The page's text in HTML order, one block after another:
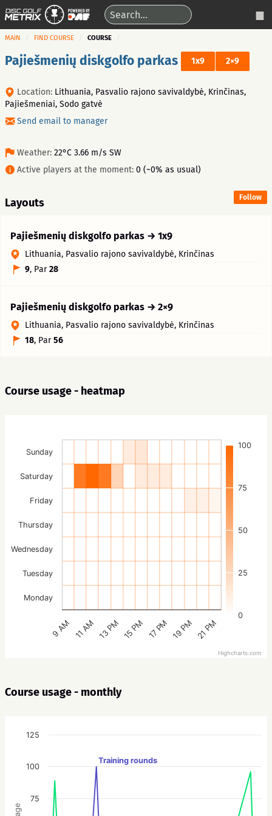
MAIN FIND COURSE COURSE
Pajiešmenių diskgolfo parkas 1x9 2×9
Location: Lithuania, Pasvalio rajono savivaldybė, Krinčinas,
Pajiešmeniai, Sodo gatvė
Send email to manager
Weather: 22°C 3.66 m/s SW
Active players at the moment: 0 (~0% as usual)
Follow
Layouts
Pajiešmenių diskgolfo parkas → 1x9
Lithuania, Pasvalio rajono savivaldybė, Krinčinas
9, Par28
Pajiešmenių diskgolfo parkas → 2×9
Lithuania, Pasvalio rajono savivaldybė, Krinčinas
18, Par56
Course usage - heatmap
0
25
50
75
100
9 AM 11 AM 13 PM 15 PM 17 PM 19 PM 21 PM
Monday
Tuesday
Wednesday
Thursday
Friday
Saturday
Sunday
Highcharts.com
Course usage - monthly
Training rounds
75
100
125